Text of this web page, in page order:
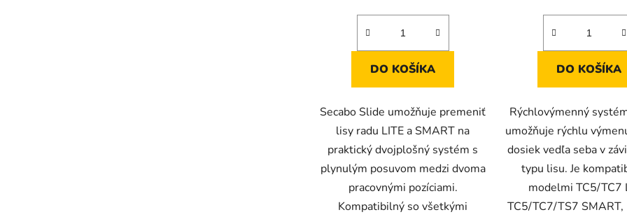
DO KOŠÍKA
Secabo Slide umožňuje premeniť
lisy radu LITE a SMART na
praktický dvojplošný systém s
plynulým posuvom medzi dvoma
pracovnými pozíciami.
Kompatibilný so všetkými
DO KOŠÍKA
Rýchlovýmenný
umožňuje rýchlu
dosiek vedľa seba v
typu lisu. Je
modelmi TC5/TC7
TC5/TC7/TS7 SMART,